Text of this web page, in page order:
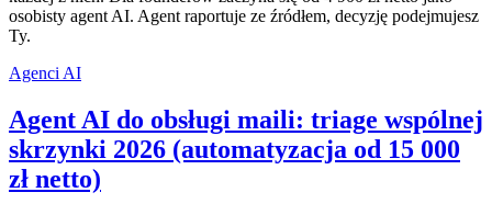
osobisty agent AI. Agent raportuje ze źródłem, decyzję podejmujesz
Ty.
Agenci AI
Agent AI do obsługi maili: triage wspólnej
skrzynki 2026 (automatyzacja od 15 000
zł netto)